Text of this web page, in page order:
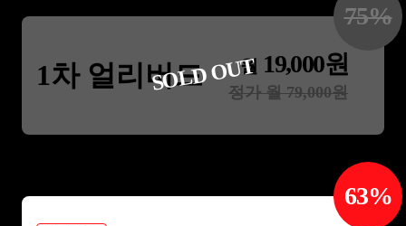
1차 얼리버드 월 19,000원
정가 월79,000원
75%
SOLD OUT
63%